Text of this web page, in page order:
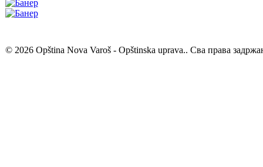
© 2026 Opština Nova Varoš - Opštinska uprava.. Сва права